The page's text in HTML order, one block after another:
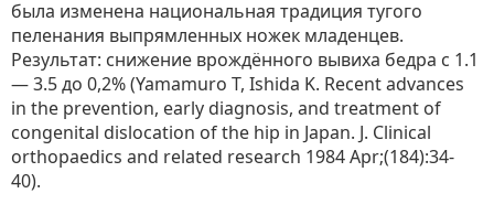
была изменена национальная традиция тугого
пеленания выпрямленных ножек младенцев.
Результат: снижение врождённого вывиха бедра с 1.1
— 3.5 до 0,2% (Yamamuro T, Ishida K. Recent advances
in the prevention, early diagnosis, and treatment of
congenital dislocation of the hip in Japan. J. Clinical
orthopaedics and related research 1984 Apr;(184):34-
40).